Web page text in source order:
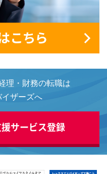
理・財務の転職は
イザーズへ
サービス登録